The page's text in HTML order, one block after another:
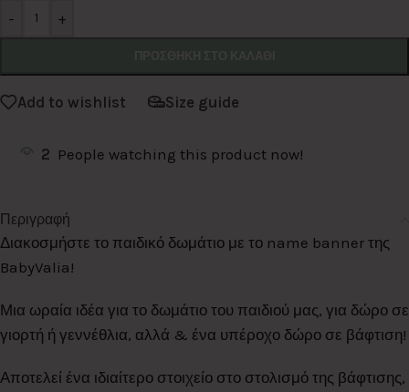
- +
Add to wishlist Size guide
2 People watching this product now!
Περιγραφή
Διακοσμήστε το παιδικό δωμάτιο με το name banner της
BabyValia!
Μια ωραία ιδέα για το δωμάτιο του παιδιού μας, για δώρο σε
γιορτή ή γεννέθλια, αλλά & ένα υπέροχο δώρο σε βάφτιση!
Αποτελεί ένα ιδιαίτερο στοιχείο στο στολισμό της βάφτισης,